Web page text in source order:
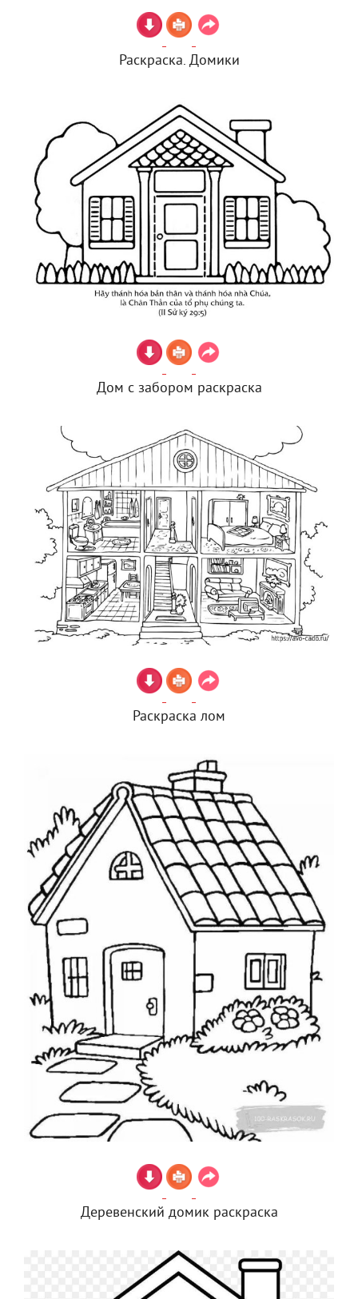
Раскраска. Домики
Дом с забором раскраска
Раскраска лом
Деревенский домик раскраска